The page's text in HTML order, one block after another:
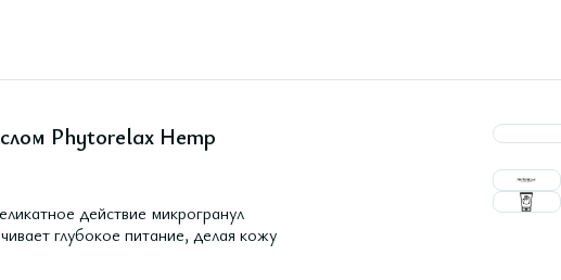
Phytorelax Hemp
действие микрогранул
глубокое питание, делая кожу